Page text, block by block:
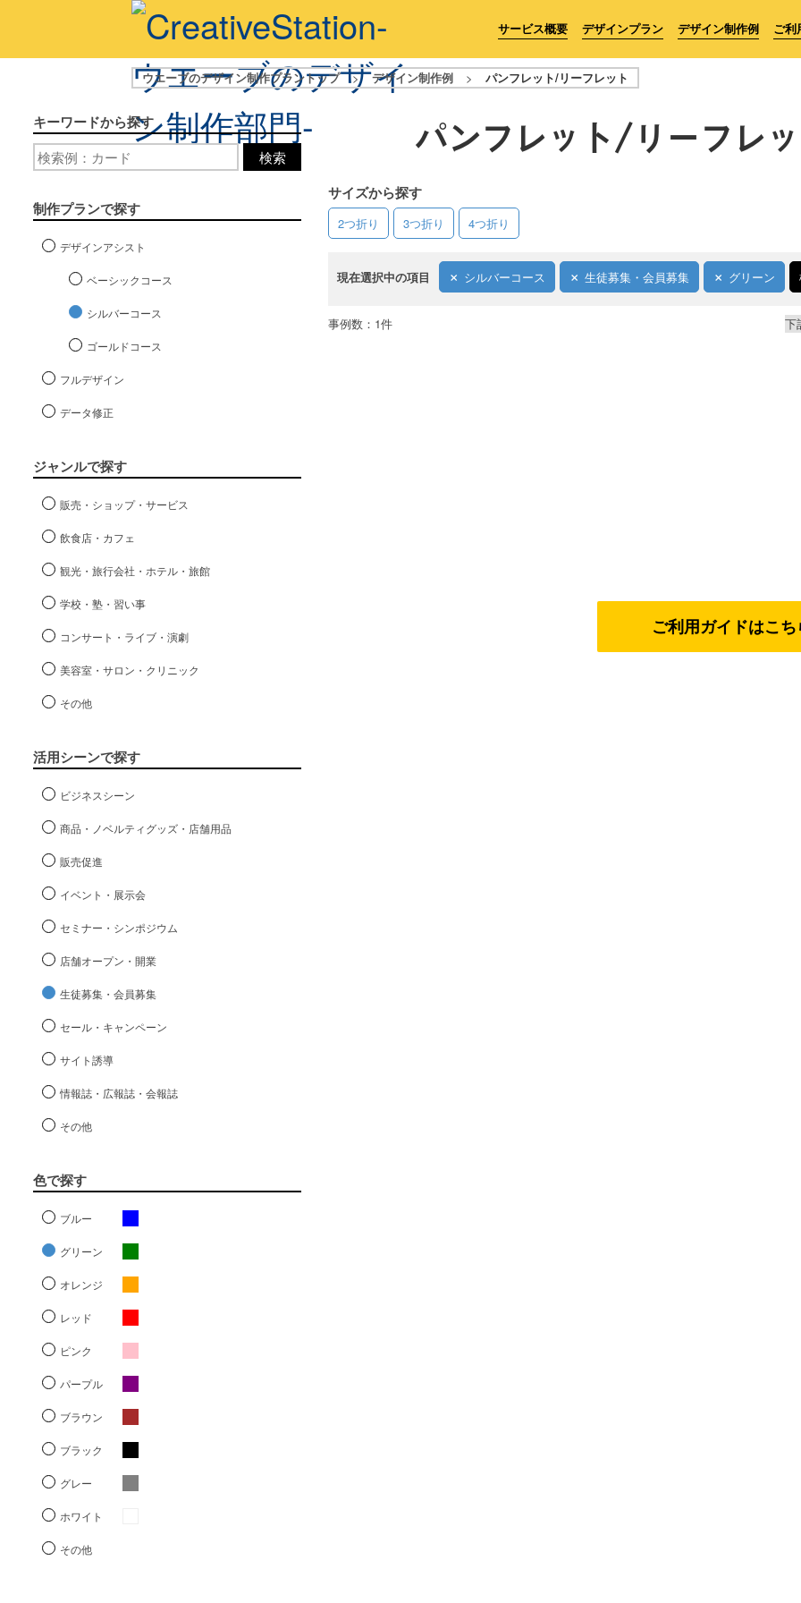
サービス概要 デザインプラン デザイン制作例 ご利
ウエーブのデザイン制作プラントップ > デザイン制作例 > パンフレット/リーフレット
パンフレット/リーフレ
サイズから探す
2つ折り 3つ折り 4つ折り
現在選択中の項目 シルバーコース 生徒募集・会員募集 グリーン
キーワードから探す
検索
制作プランで探す
デザインアシスト
ベーシックコース
シルバーコース
ゴールドコース
フルデザイン
データ修正
ジャンルで探す
販売・ショップ・サービス
飲食店・カフェ
観光・旅行会社・ホテル・旅館
学校・塾・習い事
コンサート・ライブ・演劇
美容室・サロン・クリニック
その他
活用シーンで探す
ビジネスシーン
商品・ノベルティグッズ・店舗用品
販売促進
イベント・展示会
セミナー・シンポジウム
店舗オープン・開業
生徒募集・会員募集
セール・キャンペーン
サイト誘導
情報誌・広報誌・会報誌
その他
色で探す
ブルー
グリーン
オレンジ
レッド
ピンク
パープル
ブラウン
ブラック
グレー
ホワイト
その他
事例数：1件 下
ご利用ガイドはこ